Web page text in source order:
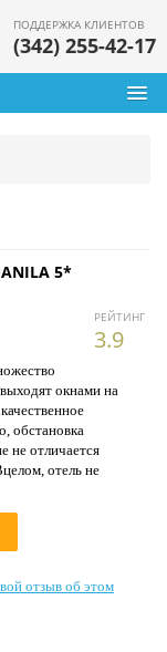
ПОДДЕРЖКА КЛИЕНТОВ
(342) 255-42-17
5*
РЕЙТИНГ
3.9
окнами на
обстановка
не отличается
отель не
отзыв об этом